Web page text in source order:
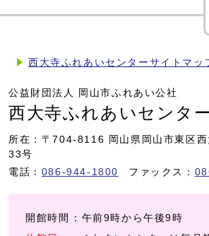
西大寺ふれあいセンターサイトマッ
公益財団法人 岡山市ふれあい公社
西大寺ふれあいセンター
所在：〒704-8116 岡山県岡山市東区
33号
電話： 086-944-1800 ファックス：
開館時間
：午前9時から午後9時